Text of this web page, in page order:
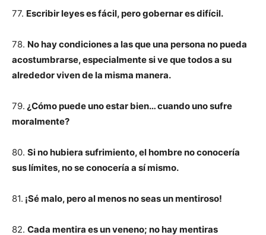
77. Escribir leyes es fácil, pero gobernar es difícil.
78. No hay condiciones a las que una persona no pueda
acostumbrarse, especialmente si ve que todos a su
alrededor viven de la misma manera.
79. ¿Cómo puede uno estar bien… cuando uno sufre
moralmente?
80. Si no hubiera sufrimiento, el hombre no conocería
sus límites, no se conocería a sí mismo.
81. ¡Sé malo, pero al menos no seas un mentiroso!
82. Cada mentira es un veneno; no hay mentiras